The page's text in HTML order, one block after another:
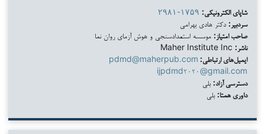
شاپای الکترونیکی: ۲۹۸۱-۱۷۵۹
سردبیر: دکتر هادی بهرامی
صاحب امتیاز: موسسه استعدادسنجی و هوش آزمای روان نما
ناشر:
ایمیل‌های ارتباطی: pdmd@maherpub.com
ijpdmd۲۰۲۰@gmail.com
دسترسی آزاد: بلی
داوری همتا: بلی